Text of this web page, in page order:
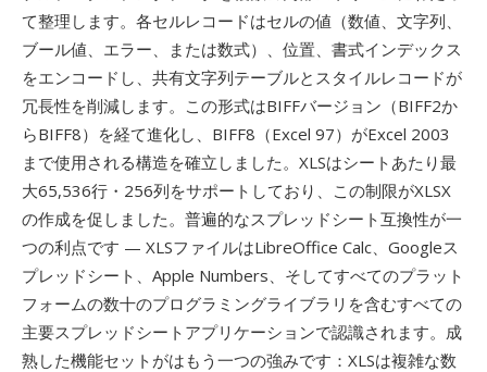
て整理します。各セルレコードはセルの値（数値、文字列、
ブール値、エラー、または数式）、位置、書式インデックス
をエンコードし、共有文字列テーブルとスタイルレコードが
冗長性を削減します。この形式はBIFFバージョン（BIFF2か
らBIFF8）を経て進化し、BIFF8（Excel 97）がExcel 2003
まで使用される構造を確立しました。XLSはシートあたり最
大65,536行・256列をサポートしており、この制限がXLSX
の作成を促しました。普遍的なスプレッドシート互換性が一
つの利点です — XLSファイルはLibreOffice Calc、Googleス
プレッドシート、Apple Numbers、そしてすべてのプラット
フォームの数十のプログラミングライブラリを含むすべての
主要スプレッドシートアプリケーションで認識されます。成
熟した機能セットがはもう一つの強みです：XLSは複雑な数